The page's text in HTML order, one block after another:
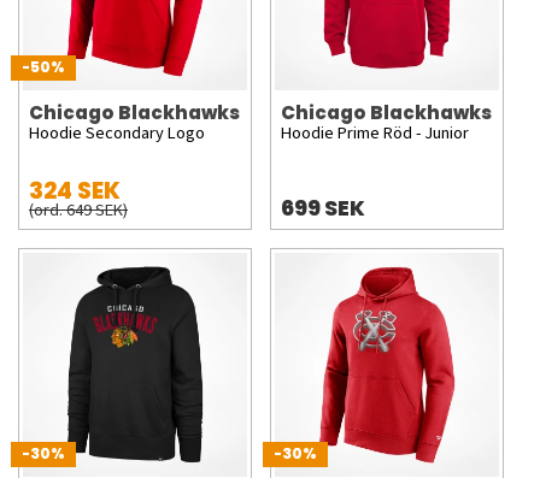
-50%
Chicago Blackhawks
Hoodie Secondary Logo
324 SEK
(ord. 649 SEK)
Chicago Blackhawks
Hoodie Prime Röd - Junior
699 SEK
-30% -30%